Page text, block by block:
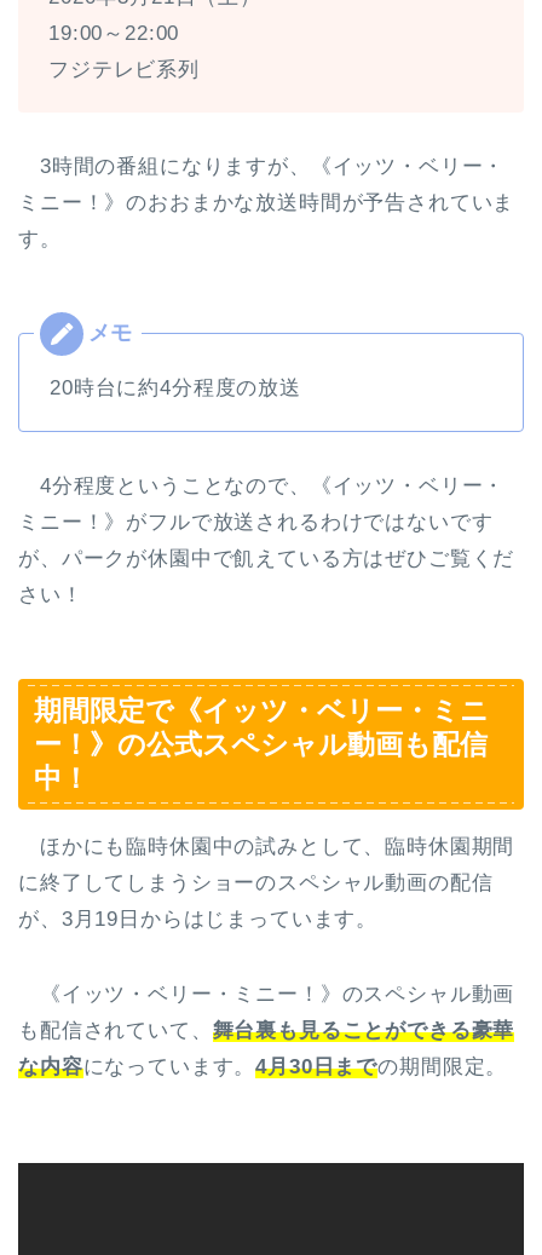
19:00～22:00
フジテレビ系列
3時間の番組になりますが、《イッツ・ベリー・
ミニー！》のおおまかな放送時間が予告されていま
す。
20時台に約4分程度の放送
4分程度ということなので、《イッツ・ベリー・
ミニー！》がフルで放送されるわけではないです
が、パークが休園中で飢えている方はぜひご覧くだ
さい！
期間限定で《イッツ・ベリー・ミニ
ー！》の公式スペシャル動画も配信
中！
ほかにも臨時休園中の試みとして、臨時休園期間
に終了してしまうショーのスペシャル動画の配信
が、3月19日からはじまっています。
《イッツ・ベリー・ミニー！》のスペシャル動画
も配信されていて、 舞台裏も見ることができる豪華
な内容になっています。4月30日までの期間限定。